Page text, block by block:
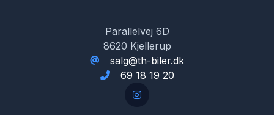
Vejbaneassistent
Parallelvej 6D
8620 Kjellerup
salg@th-biler.dk
69 18 19 20